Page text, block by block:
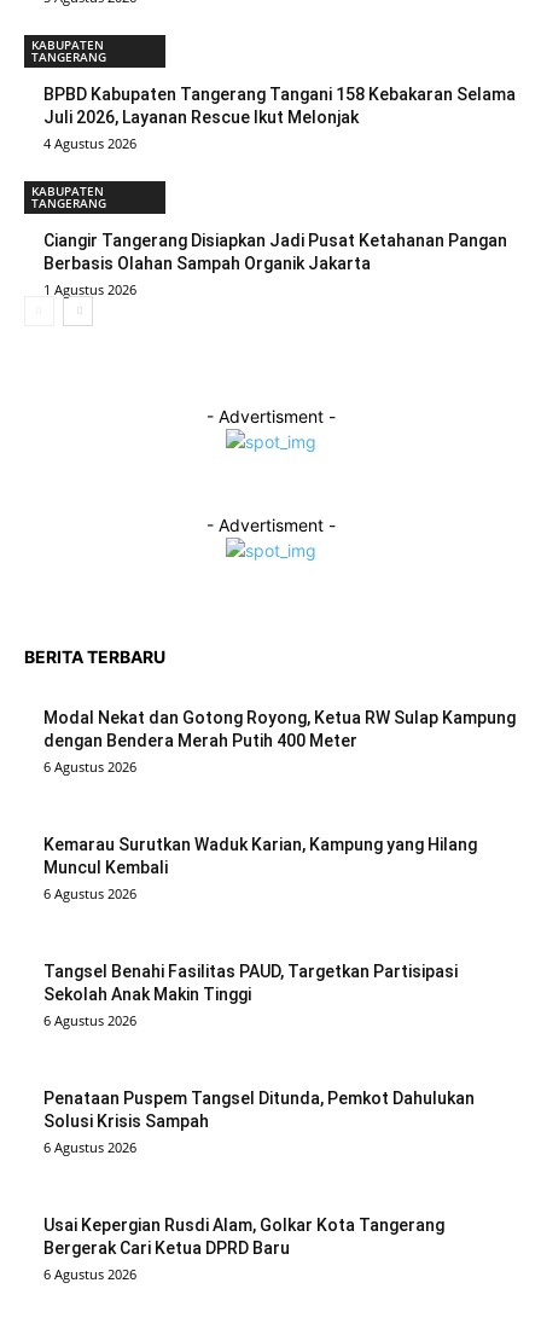
KABUPATEN
TANGERANG
BPBD Kabupaten Tangerang Tangani 158 Kebakaran Selama
Juli 2026, Layanan Rescue Ikut Melonjak
4 Agustus 2026
KABUPATEN
TANGERANG
Ciangir Tangerang Disiapkan Jadi Pusat Ketahanan Pangan
Berbasis Olahan Sampah Organik Jakarta
1 Agustus 2026
- Advertisment -
- Advertisment -
BERITA TERBARU
Modal Nekat dan Gotong Royong, Ketua RW Sulap Kampung
dengan Bendera Merah Putih 400 Meter
6 Agustus 2026
Kemarau Surutkan Waduk Karian, Kampung yang Hilang
Muncul Kembali
6 Agustus 2026
Tangsel Benahi Fasilitas PAUD, Targetkan Partisipasi
Sekolah Anak Makin Tinggi
6 Agustus 2026
Penataan Puspem Tangsel Ditunda, Pemkot Dahulukan
Solusi Krisis Sampah
6 Agustus 2026
Usai Kepergian Rusdi Alam, Golkar Kota Tangerang
Bergerak Cari Ketua DPRD Baru
6 Agustus 2026